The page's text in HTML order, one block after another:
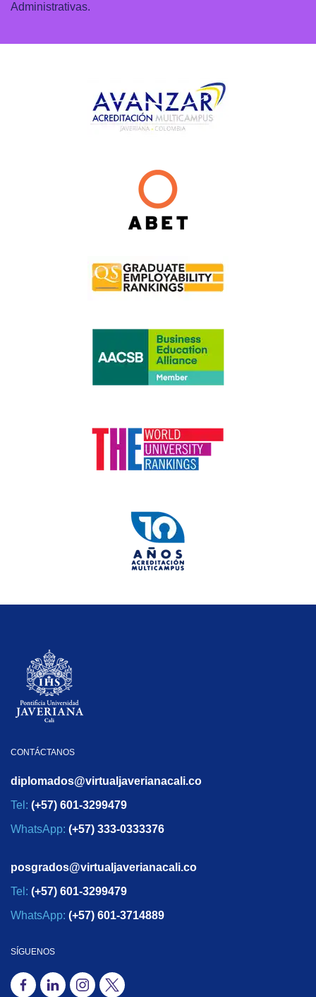
Administrativas.
CONTÁCTANOS
diplomados@virtualjaverianacali.co
Tel: (+57) 601-3299479
WhatsApp: (+57) 333-0333376
posgrados@virtualjaverianacali.co
Tel: (+57) 601-3299479
WhatsApp: (+57) 601-3714889
SÍGUENOS